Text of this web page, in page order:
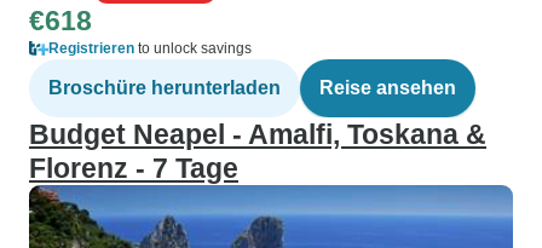
€618
Registrieren to unlock savings
Broschüre herunterladen Reise ansehen
Budget Neapel - Amalfi, Toskana &
Florenz - 7 Tage